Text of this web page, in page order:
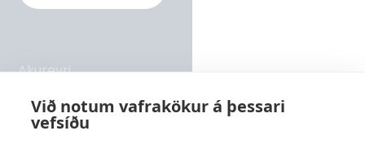
Við notum vafrakökur á þessari
vefsíðu
04c Skeiða- og Gnúpverjahreppur – aðalskipulag
04d Skeiða- og Gnúpverjahreppur – aðalskipulag
2017-2029 - skýringaruppdrættir
05a Deiliskipulag 2021 – greinargerð og
Akureyri
Rangárvellir 2 - hús 8, 603 Akureyri
Sími